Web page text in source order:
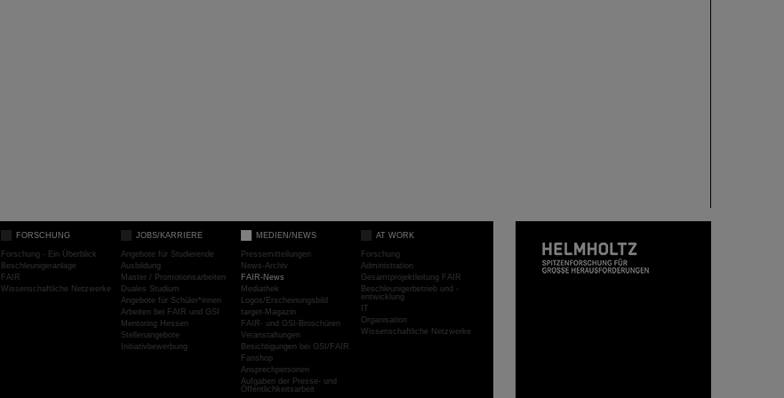
FORSCHUNG
Forschung - Ein Überblick
Beschleunigeranlage
FAIR
Wissenschaftliche Netzwerke
JOBS/KARRIERE
Angebote für Studierende
Ausbildung
Master / Promotionsarbeiten
Duales Studium
Angebote für Schüler*innen
Arbeiten bei FAIR und GSI
Mentoring Hessen
Stellenangebote
Initiativbewerbung
MEDIEN/NEWS
Pressemitteilungen
News-Archiv
FAIR-News
Mediathek
Logos/Erscheinungsbild
target-Magazin
FAIR- und GSI-Broschüren
Veranstaltungen
Besichtigungen bei GSI/FAIR
Fanshop
Ansprechpersonen
Aufgaben der Presse- und
Öffentlichkeitsarbeit
AT WORK
Forschung
Administration
Gesamtprojektleitung FAIR
Beschleunigerbetrieb und -
entwicklung
IT
Organisation
Wissenschaftliche Netzwerke